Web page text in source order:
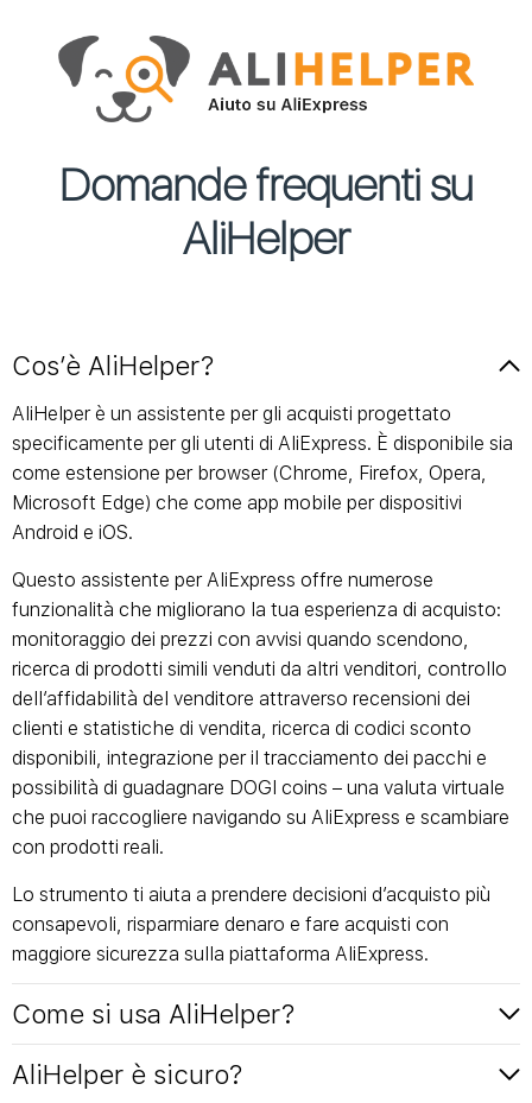
Domande frequenti su
AliHelper
Cos’è AliHelper?
AliHelper è un assistente per gli acquisti progettato
specificamente per gli utenti di AliExpress. È disponibile sia
come estensione per browser (Chrome, Firefox, Opera,
Microsoft Edge) che come app mobile per dispositivi
Android e iOS.
Questo assistente per AliExpress offre numerose
funzionalità che migliorano la tua esperienza di acquisto:
monitoraggio dei prezzi con avvisi quando scendono,
ricerca di prodotti simili venduti da altri venditori, controllo
dell’affidabilità del venditore attraverso recensioni dei
clienti e statistiche di vendita, ricerca di codici sconto
disponibili, integrazione per il tracciamento dei pacchi e
possibilità di guadagnare DOGI coins – una valuta virtuale
che puoi raccogliere navigando su AliExpress e scambiare
con prodotti reali.
Lo strumento ti aiuta a prendere decisioni d’acquisto più
consapevoli, risparmiare denaro e fare acquisti con
maggiore sicurezza sulla piattaforma AliExpress.
Come si usa AliHelper?
AliHelper è sicuro?